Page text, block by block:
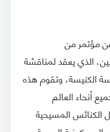
مؤتمر من
الذي يعقد لمناقشة
الكنيسة، وتقوم هذه
أنحاء العالم
الكنائس المسيحية